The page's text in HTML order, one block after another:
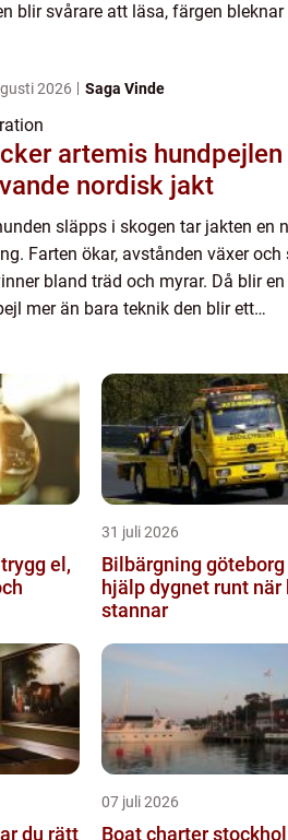
blir svårare att läsa, färgen bleknar
2026 Saga Vinde
artemis hundpejlen för
nordisk jakt
släpps i skogen tar jakten en
Farten ökar, avstånden växer och
bland träd och myrar. Då blir
mer än bara teknik den blir ett
31 juli 2026
Bilbärgning göteborg trygg
hjälp dygnet runt när
stannar
du rätt
07 juli 2026
Boat charter stockholm